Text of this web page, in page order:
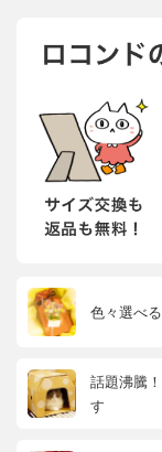
色々選べ
話題沸騰
す